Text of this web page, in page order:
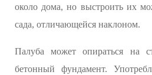
около дома, но выстроить их
сада, отличающейся наклоном.
Палуба может опираться на
бетонный фундамент.